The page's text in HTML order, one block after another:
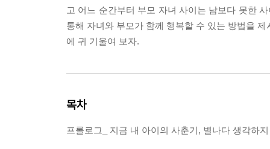
고 어느 순간부터 부모 자녀 사이는 남보다 못한
통해 자녀와 부모가 함께 행복할 수 있는 방법을
에 귀 기울여 보자.
목차
프롤로그_ 지금 내 아이의 사춘기, 별나다 생각하